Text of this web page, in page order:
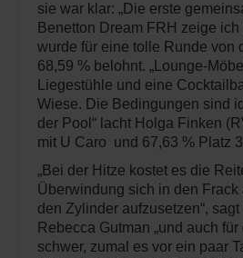
sie war klar: „Die erste
Benetton Dream FRH zeige ich
wurde für eine tolle Runde von
68,59 % belohnt. „Lounge-
Liegestühle und eine
Wiese. Die Bedingungen sind
der Pool“ lacht Holga Finken
mit U Caro und 67,63 % Platz
„Bei der Hitze kostet es die
Überwindung sich in den Frack
den Zylinder aufzusetzen“,
Rebecca Gutman „und auch
schwer, zumal es vor ein paar